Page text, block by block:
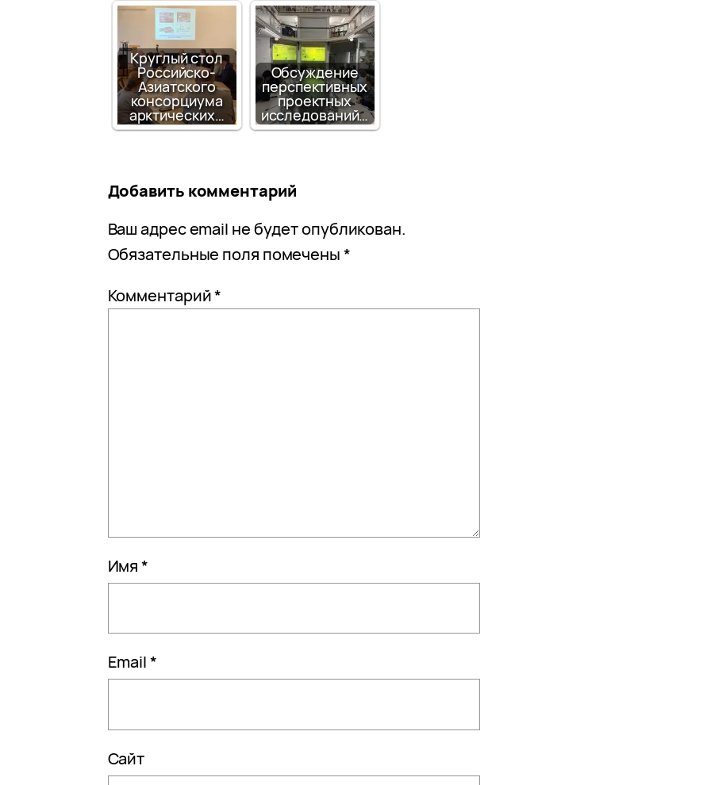
Круглый стол
Российско-
Азиатского
консорциума
арктических…
Обсуждение
перспективных
проектных
исследований…
Добавить комментарий
Ваш адрес email не будет опубликован.
Обязательные поля помечены*
Комментарий*
Имя*
Email*
Сайт